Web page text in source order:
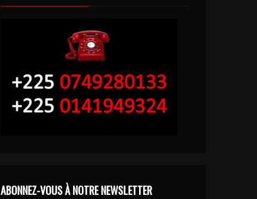
ABONNEZ-VOUS À NOTRE NEWSLETTER